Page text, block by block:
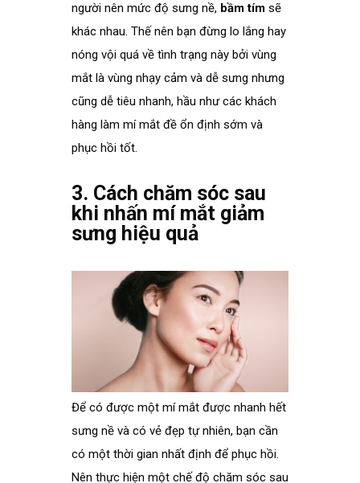
người nên mức độ sưng nề, bầm tím sẽ
khác nhau. Thế nên bạn đừng lo lắng hay
nóng vội quá về tình trạng này bởi vùng
mắt là vùng nhạy cảm và dễ sưng nhưng
cũng dễ tiêu nhanh, hầu như các khách
hàng làm mí mắt đề ổn định sớm và
phục hồi tốt.
3. Cách chăm sóc sau
khi nhấn mí mắt giảm
sưng hiệu quả
Để có được một mí mắt được nhanh hết
sưng nề và có vẻ đẹp tự nhiên, bạn cần
có một thời gian nhất định để phục hồi.
Nên thực hiện một chế độ chăm sóc sau